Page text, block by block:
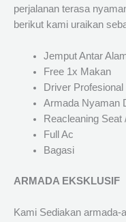
perjalanan terasa
berikut kami uraikan
Jemput Antar
Free 1x Makan
Driver Profesional
Armada Nyaman
Reacleaning
Full Ac
Bagasi
ARMADA EKSKLUSIF
Kami Sediakan armada-